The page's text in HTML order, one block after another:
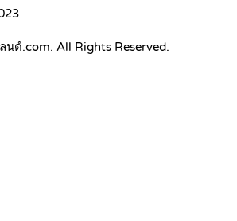
ด์.com. All Rights Reserved.